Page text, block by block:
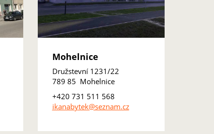
Mohelnice
Družstevní 1231/22
789 85 Mohelnice
+420 731 511 568
ikanabytek@seznam.cz